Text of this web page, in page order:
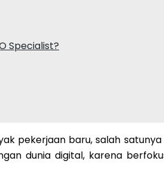
Specialist?
pekerjaan baru, salah
dunia digital, karena